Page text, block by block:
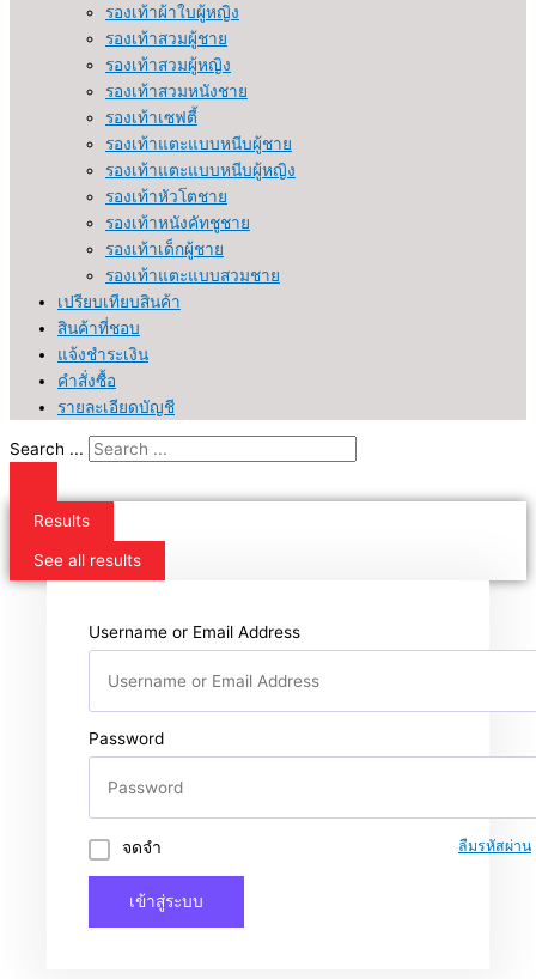
รองเท้าผ้าใบผู้หญิง
รองเท้าสวมผู้ชาย
รองเท้าสวมผู้หญิง
รองเท้าสวมหนังชาย
รองเท้าเซฟตี้
รองเท้าแตะแบบหนีบผู้ชาย
รองเท้าแตะแบบหนีบผู้หญิง
รองเท้าหัวโตชาย
รองเท้าหนังคัทชูชาย
รองเท้าเด็กผู้ชาย
รองเท้าแตะแบบสวมชาย
เปรียบเทียบสินค้า
สินค้าที่ชอบ
แจ้งชำระเงิน
คำสั่งซื้อ
รายละเอียดบัญชี
Search ...
Results
See all results
Username or Email Address
Password
จดจำ ลืมรหัสผ่าน
เข้าสู่ระบบ